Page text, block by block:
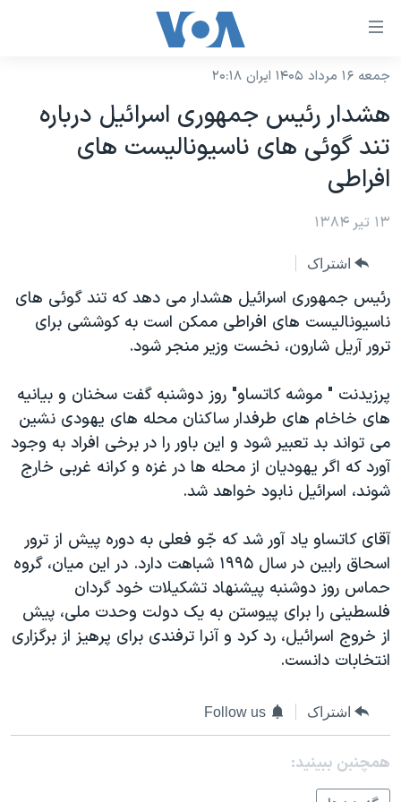
لینکهای
دسترسی
جهش
محتوای
اصلی
صفحه
جهش
به
جستجو
نسخه سبک وب‌سایت
موضوع ها
ایران
آمریکا
جهان
گزیده‌ها
ویژه برنامه‌ها
فرهنگ و زندگی
حقوق شهروندی
اقتصادی
اسرائیل در جنگ
گالری عکس
آرشیو پخش زنده
برنامه های تلویزیونی
جدول برنامه ها
صفحه‌های ویژه
عملیات خشم حماسی
۲۵۰سالگی آمریکا
بایگانی برنامه‌های تلویزیونی
مستندها
انتخابات ریاست جمهوری آمریکا ۲۰۲۴
حمله جمهوری اسلامی به اسرائیل
ورزش زنان در ایران
اعتراضات زن، زندگی، آزادی
مجموعه مستندهای دادخواهی
تریبونال مردمی آبان ۹۸
چهل سال گروگان‌گیری
قانون شفافیت دارائی کادر رهبری ایران
اعتراضات مردمی آبان ۹۸
فرکانس‌های صدای آمریکا
پخش رادیویی
دنبال کنید
زبانهای مختلف
جمعه ۱۶ مرداد ۱۴۰۵ ایران ۲۰:۱۸
هشدار رئيس جمهوری اسرائيل درباره
تند گوئی های ناسيوناليست های
افراطی
۱۳ تیر ۱۳۸۴
اشتراک
رئيس جمهوری اسرائيل هشدار می دهد که تند گوئی های
ناسيوناليست های افراطی ممکن است به کوششی برای
ترور آريل شارون، نخست وزير منجر شود.
پرزيدنت " موشه کاتساو" روز دوشنبه گفت سخنان و بيانيه
های خاخام های طرفدار ساکنان محله های يهودی نشين
می تواند بد تعبير شود و اين باور را در برخی افراد به وجود
آورد که اگر يهوديان از محله ها در غزه و کرانه غربی خارج
شوند، اسرائيل نابود خواهد شد.
آقای کاتساو ياد آور شد که جّو فعلی به دوره پيش از ترور
اسحاق رابين در سال ١٩٩۵ شباهت دارد. در اين ميان، گروه
حماس روز دوشنبه پيشنهاد تشکيلات خود گردان
فلسطينی را برای پيوستن به يک دولت وحدت ملی، پيش
از خروج اسرائيل، رد کرد و آنرا ترفندی برای پرهيز از برگزاری
انتخابات دانست.
اشتراک Follow us
همچنبن ببینید: